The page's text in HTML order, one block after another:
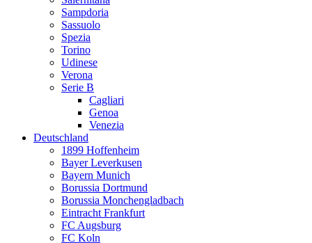
Sampdoria
Sassuolo
Spezia
Torino
Udinese
Verona
Serie B
Cagliari
Genoa
Venezia
Deutschland
1899 Hoffenheim
Bayer Leverkusen
Bayern Munich
Borussia Dortmund
Borussia Monchengladbach
Eintracht Frankfurt
FC Augsburg
FC Koln